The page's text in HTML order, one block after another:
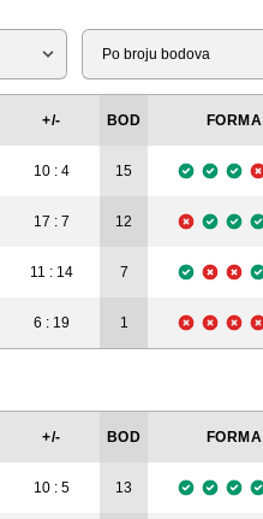
Liga
+/- BOD FORMA
10 : 4 15
17 : 7 12
11 : 14 7
6 : 19 1
+/- BOD FORMA
10 : 5 13